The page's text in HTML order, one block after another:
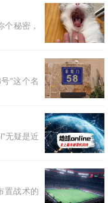
秘密，
"这个名
无疑是近
置战术的